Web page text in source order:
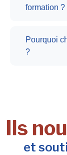
formation ?
Pourquoi
?
Ils
et